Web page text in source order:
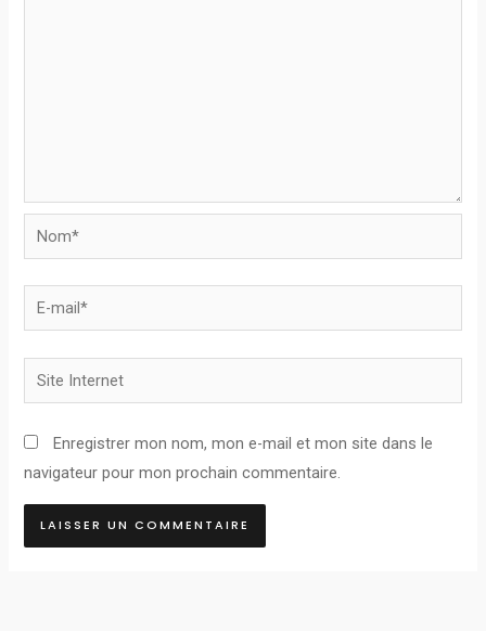
Nom*
E-
mail*
Site
Internet
Enregistrer mon nom, mon e-mail et mon site dans le
navigateur pour mon prochain commentaire.